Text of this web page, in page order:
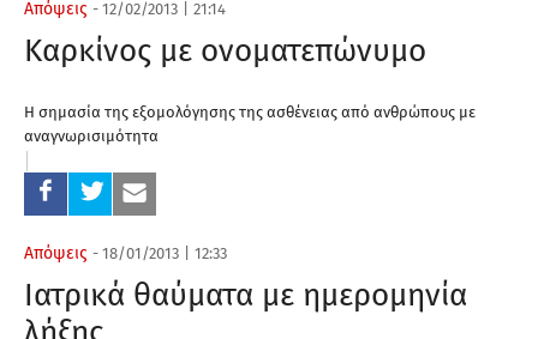
Απόψεις - 12/02/2013 21:14
Καρκίνος με ονοματεπώνυμο
Η σημασία της εξομολόγησης της ασθένειας από ανθρώπους με
αναγνωρισιμότητα
Απόψεις - 18/01/2013 12:33
Ιατρικά θαύματα με ημερομηνία